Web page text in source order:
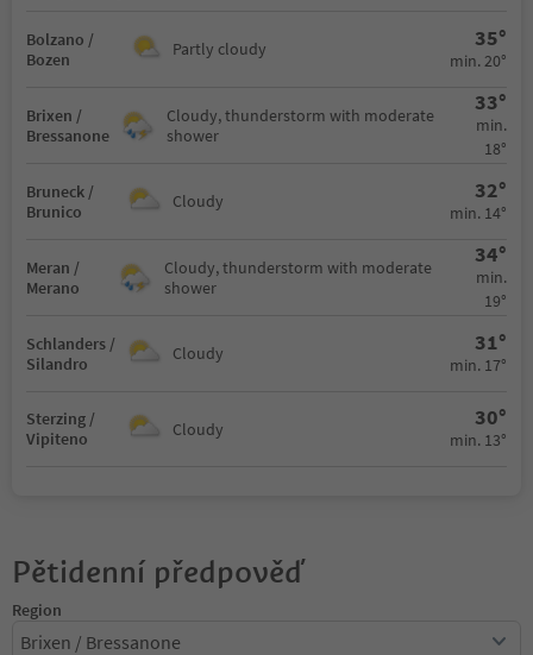
Bolzano /
Bozen
Partly cloudy 35°
min. 20°
Brixen /
Bressanone
Cloudy, thunderstorm with moderate
shower
33°
min.
18°
Bruneck /
Brunico
Cloudy 32°
min. 14°
Meran /
Merano
Cloudy, thunderstorm with moderate
shower
34°
min.
19°
Schlanders /
Silandro
Cloudy 31°
min. 17°
Sterzing /
Vipiteno
Cloudy 30°
min. 13°
Pětidenní předpověď
Region
Brixen / Bressanone